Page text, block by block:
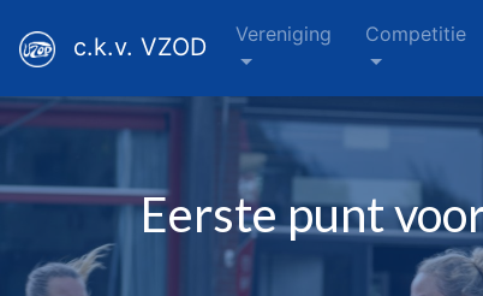
c.k.v. VZOD Vereniging Competitie
Eerste punt